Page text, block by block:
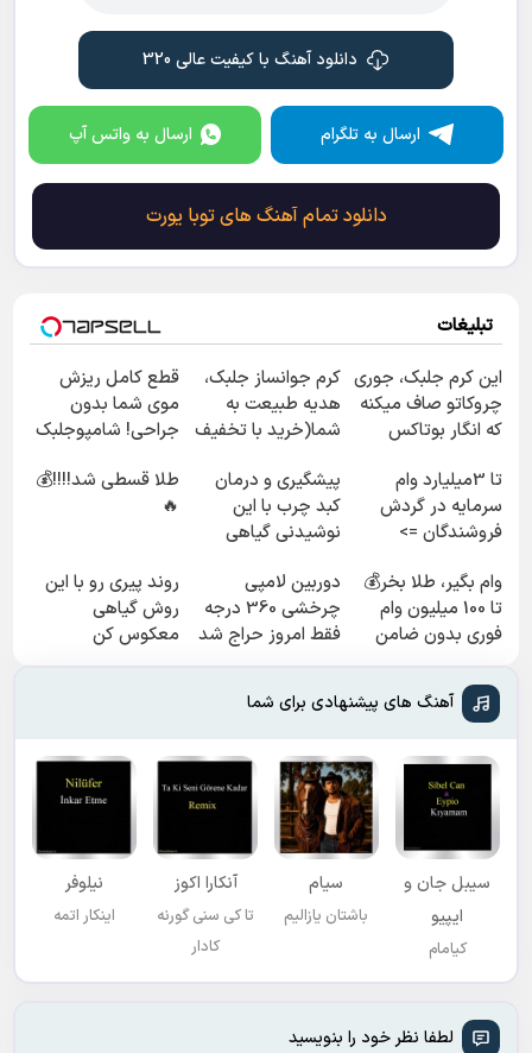
دانلود آهنگ با کیفیت عالی 320
ارسال به تلگرام ارسال به واتس آپ
دانلود تمام آهنگ های توبا یورت
تبلیغات
این کرم جلبک، جوری
چروکاتو صاف میکنه
که انگار بوتاکس
کرم جوانساز جلبک،
هدیه طبیعت به
شما(خرید با تخفیف
قطع کامل ریزش
موی شما بدون
جراحی! شامپوجلبک
تا 3میلیارد وام
سرمایه در گردش
فروشندگان =>
کن
پیشگیری و درمان
کبد چرب با این
نوشیدنی گیاهی
طلا قسطی شد!!!!💰
🔥
وام بگیر، طلا بخر💰
تا 100 میلیون وام
فوری بدون ضامن
دوربین لامپی
چرخشی 360 درجه
فقط امروز حراج شد
🔥 پرداخت درب
روند پیری رو با این
روش گیاهی
معکوس کن
آهنگ های پیشنهادی برای شما
سیبل جان و
ایپیو
کیامام
سیام
باشتان یازالیم
آنکارا اکوز
تا کی سنی گورنه
کادار
نیلوفر
اینکار اتمه
لطفا نظر خود را بنویسید